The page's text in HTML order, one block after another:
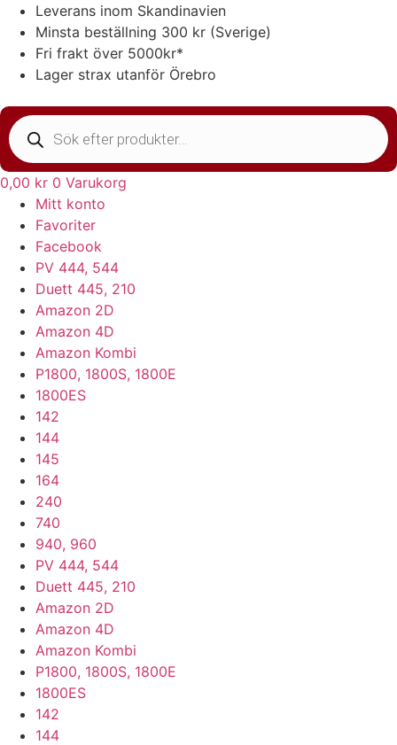
Hoppa
innehåll
Leverans inom Skandinavien
Minsta beställning 300 kr (Sverige)
Fri frakt över 5000kr*
Lager strax utanför Örebro
Products
search
0,00 kr 0 Varukorg
Mitt konto
Favoriter
Facebook
PV 444, 544
Duett 445, 210
Amazon 2D
Amazon 4D
Amazon Kombi
P1800, 1800S, 1800E
1800ES
142
144
145
164
240
740
940, 960
PV 444, 544
Duett 445, 210
Amazon 2D
Amazon 4D
Amazon Kombi
P1800, 1800S, 1800E
1800ES
142
144